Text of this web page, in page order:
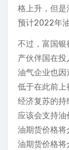
格上升，但是
预计2022年
不过，富国
产伙伴国在
油气企业也
低于在此前上
经济复苏的
应该会支持
油期货价格
油期货价格将